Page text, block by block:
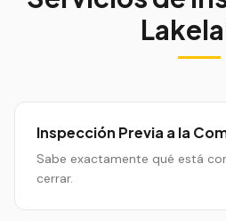
Inspección Previa a la
Sabe exactamente qué está
cerrar.